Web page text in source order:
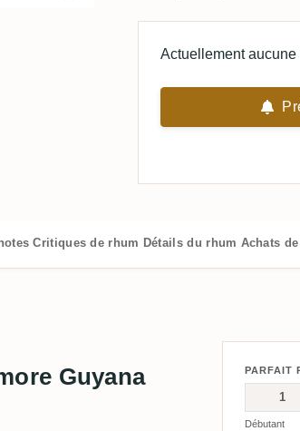
Actuellement
Critiques de rhum Détails du rhum Achats
Guyana
PARFAIT
1
Débutant